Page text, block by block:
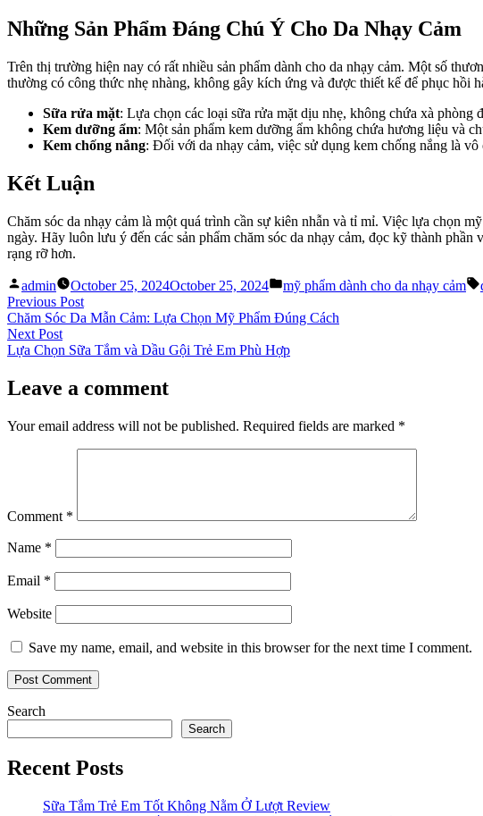
Những Sản Phẩm Đáng Chú Ý Cho Da Nhạy Cảm
Trên thị trường hiện nay có rất nhiều sản phẩm dành cho da nhạy cảm. Một số
thường có công thức nhẹ nhàng, không gây kích ứng và được thiết kế để phục hồi
Sữa rửa mặt: Lựa chọn các loại sữa rửa mặt dịu nhẹ, không chứa xà phòng
Kem dưỡng ẩm: Một sản phẩm kem dưỡng ẩm không chứa hương liệu và
Kem chống nắng: Đối với da nhạy cảm, việc sử dụng kem chống nắng là
Kết Luận
Chăm sóc da nhạy cảm là một quá trình cần sự kiên nhẫn và tỉ mỉ. Việc lựa chọn
ngày. Hãy luôn lưu ý đến các sản phẩm chăm sóc da nhạy cảm, đọc kỹ thành
rạng rỡ hơn.
Posted
by
admin October 25, 2024October 25, 2024
Posted
mỹ phẩm dành cho da nhạy cảm
Post
navigation
Previous PostPrevious
post:
Chăm Sóc Da Mẫn Cảm: Lựa Chọn Mỹ Phẩm Đúng Cách
Next PostNext
post:
Lựa Chọn Sữa Tắm và Dầu Gội Trẻ Em Phù Hợp
Leave a comment
Your email address will not be published. Required fields are marked *
Comment *
Name *
Email *
Website
Save my name, email, and website in this browser for the next time I comment.
Search
Search
Recent Posts
Sữa Tắm Trẻ Em Tốt Không Nằm Ở Lượt Review